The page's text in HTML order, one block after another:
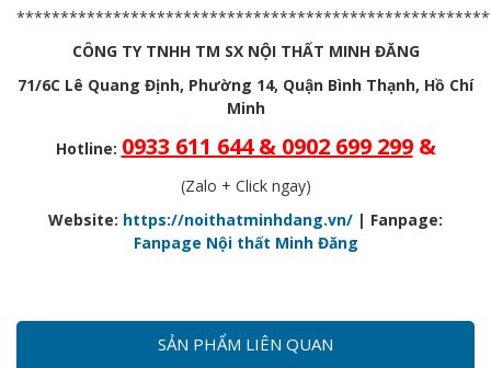
CÔNG TY TNHH TM SX NỘI THẤT MINH ĐĂNG
71/6C Lê Quang Định, Phường 14, Quận Bình Thạnh, Hồ Chí
Minh
Hotline: 0933 611 644 & 0902 699 299 &
(Zalo + Click ngay)
Website: https://noithatminhdang.vn/ | Fanpage:
Fanpage Nội thất Minh Đăng
SẢN PHẨM LIÊN QUAN